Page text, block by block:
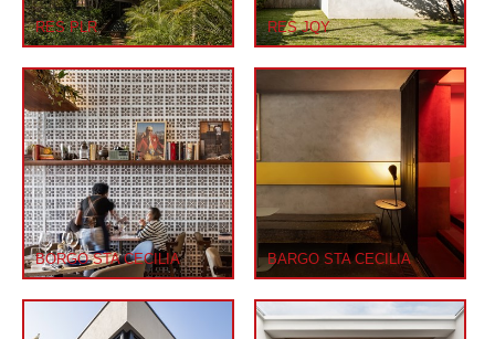
RES PLR RES JQY
BORGO STA CECILIA BARGO STA CECILIA